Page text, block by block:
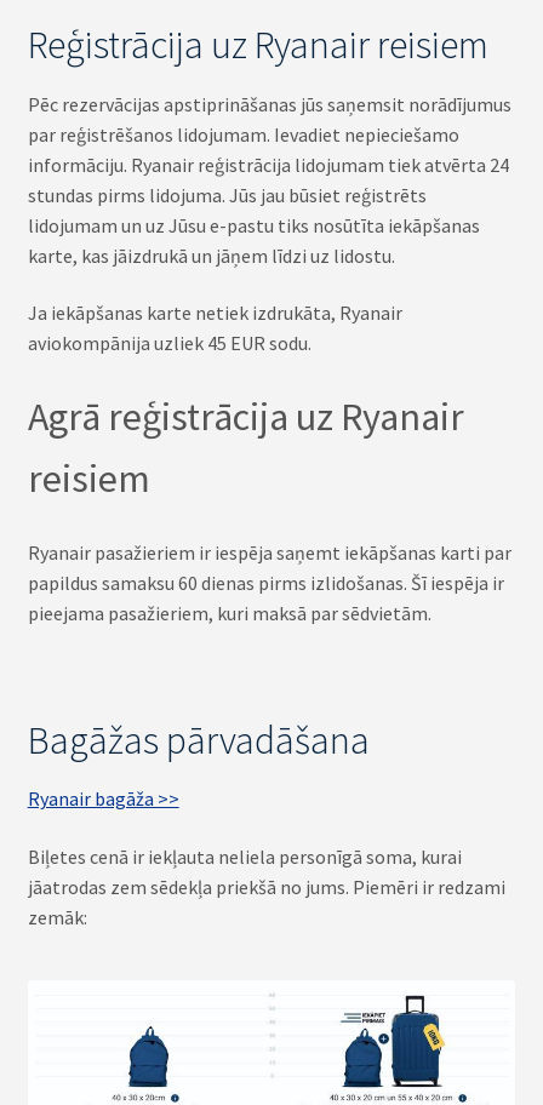
Reģistrācija uz Ryanair reisiem
Pēc rezervācijas apstiprināšanas jūs saņemsit norādījumus
par reģistrēšanos lidojumam. Ievadiet nepieciešamo
informāciju. Ryanair reģistrācija lidojumam tiek atvērta 24
stundas pirms lidojuma. Jūs jau būsiet reģistrēts
lidojumam un uz Jūsu e-pastu tiks nosūtīta iekāpšanas
karte, kas jāizdrukā un jāņem līdzi uz lidostu.
Ja iekāpšanas karte netiek izdrukāta, Ryanair
aviokompānija uzliek 45 EUR sodu.
Agrā reģistrācija uz Ryanair
reisiem
Ryanair pasažieriem ir iespēja saņemt iekāpšanas karti par
papildus samaksu 60 dienas pirms izlidošanas. Šī iespēja ir
pieejama pasažieriem, kuri maksā par sēdvietām.
Bagāžas pārvadāšana
Ryanair bagāža >>
Biļetes cenā ir iekļauta neliela personīgā soma, kurai
jāatrodas zem sēdekļa priekšā no jums. Piemēri ir redzami
zemāk: